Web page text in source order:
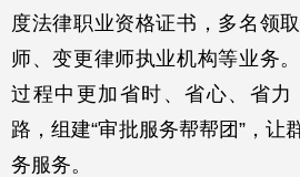
度法律职业资格证书，多名领
师、变更律师执业机构等业务
过程中更加省时、省心、省力
路，组建“审批服务帮帮团”，让
务服务。